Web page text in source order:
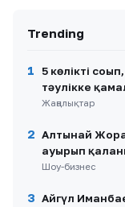
Trending
1
5 көлікті
тәулікке
Жаңалықтар
2 Алтынай
ауырып
Шоу-бизнес
3 Айгүл